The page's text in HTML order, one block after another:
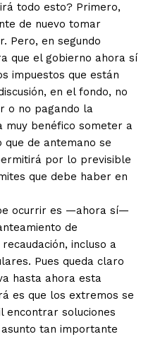
todo esto? Primero,
de nuevo tomar
Pero, en segundo
que el gobierno ahora sí
impuestos que están
en el fondo, no
o no pagando la
muy benéfico someter a
que de antemano se
por lo previsible
que debe haber en
ocurrir es —ahora sí—
de
incluso a
Pues queda claro
hasta ahora esta
es que los extremos se
encontrar soluciones
tan importante